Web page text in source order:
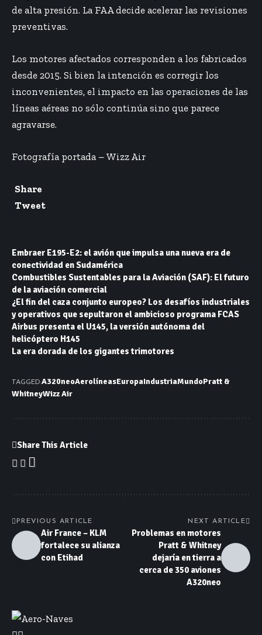
de alta presión. La FAA decide acelerar las revisiones
preventivas.
Los motores afectados corresponden a los fabricados
desde 2015. Si bien la intención es corregir los
inconvenientes, el impacto en las operaciones de las
líneas aéreas no sólo continúa sino que parece
agravarse.
Fotografía portada – Wizz Air
Share
Tweet
Embraer E195-E2: el avión que impulsa una nueva era de
conectividad en Sudamérica
Combustibles Sustentables para la Aviación (SAF): El futuro
de la aviación comercial
¿El fin del caza conjunto europeo? Los desafíos industriales
y operativos que sepultaron el ambicioso programa FCAS
Airbus presenta el U145, la versión autónoma del
helicóptero H145
La era dorada de los gigantes trimotores
TAGGED:A320neoAerolíneasEuropaIndustriaMundoPratt &
WhitneyWizz Air
Share This Article
PREVIOUS ARTICLE
Air France – KLM
fortalece su alianza
con Etihad
NEXT ARTICLE
Problemas en motores
Pratt & Whitney
dejaría en tierra a
cerca de 350 aviones
A320neo